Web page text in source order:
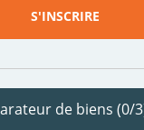
nous sur les
de biens (0/